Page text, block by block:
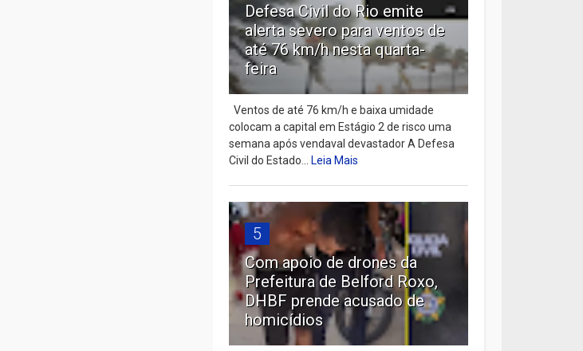
Defesa Civil do Rio emite
alerta severo para ventos de
até 76 km/h nesta quarta-
feira
Ventos de até 76 km/h e baixa umidade
colocam a capital em Estágio 2 de risco uma
semana após vendaval devastador A Defesa
Civil do Estado...Leia Mais
5
Com apoio de drones da
Prefeitura de Belford Roxo,
DHBF prende acusado de
homicídios